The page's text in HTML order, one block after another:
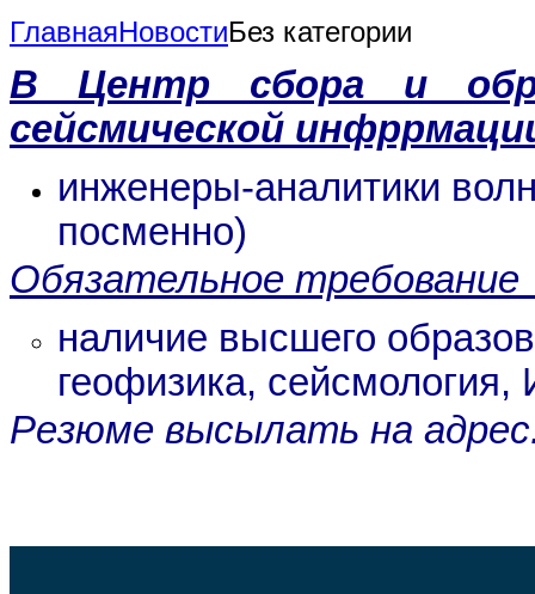
ГлавнаяНовостиБез категории
В Центр сбора и
сейсмической
инженеры-аналитики
посменно)
Обязательное
наличие высшего
геофизика, сейсмология,
Резюме высылать на